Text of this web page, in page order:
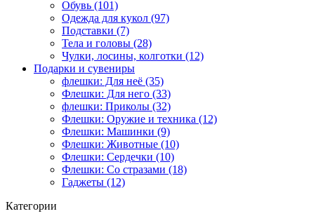
Обувь (101)
Одежда для кукол (97)
Подставки (7)
Тела и головы (28)
Чулки, лосины, колготки (12)
Подарки и сувениры
флешки: Для неё (35)
Флешки: Для него (33)
флешки: Приколы (32)
Флешки: Оружие и техника (12)
Флешки: Машинки (9)
Флешки: Животные (10)
Флешки: Сердечки (10)
Флешки: Со стразами (18)
Гаджеты (12)
Категории